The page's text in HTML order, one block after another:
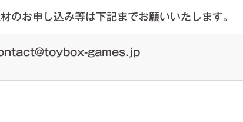
お申し込み等は下記までお願いいたします。
games.jp